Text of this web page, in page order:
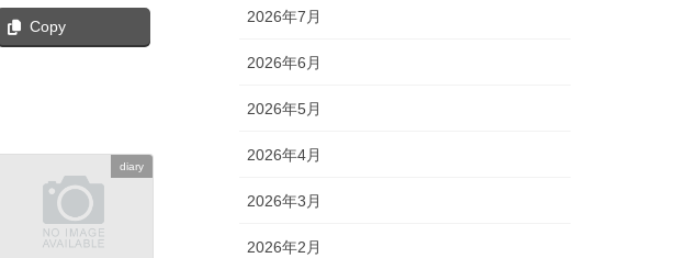
Copy
diary
2026年7月
2026年6月
2026年5月
2026年4月
2026年3月
2026年2月